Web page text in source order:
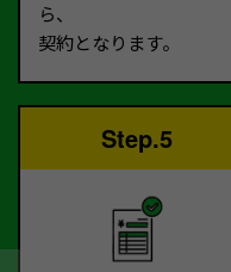
ら、
契約となります。
Step.5